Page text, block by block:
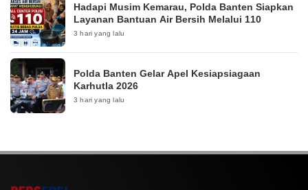
Hadapi Musim Kemarau, Polda Banten Siapkan
Layanan Bantuan Air Bersih Melalui 110
3 hari yang lalu
Polda Banten Gelar Apel Kesiapsiagaan
Karhutla 2026
3 hari yang lalu